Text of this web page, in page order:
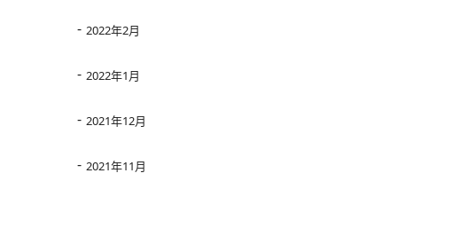
2022年2月
2022年1月
2021年12月
2021年11月